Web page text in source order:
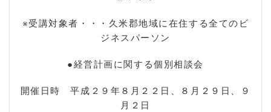
※受講対象者・・・久米郡地域に在住する全てのビ
ジネスパーソン
●経営計画に関する個別相談会
開催日時 平成２９年８月２２日、８月２９日、９
月２日